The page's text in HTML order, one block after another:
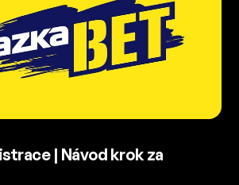
| Návod krok za